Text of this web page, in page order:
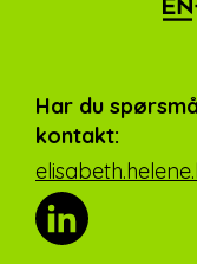
Har du
kontakt: